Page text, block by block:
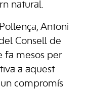
natural.
Antoni
Consell de
fa mesos per
a aquest
compromís